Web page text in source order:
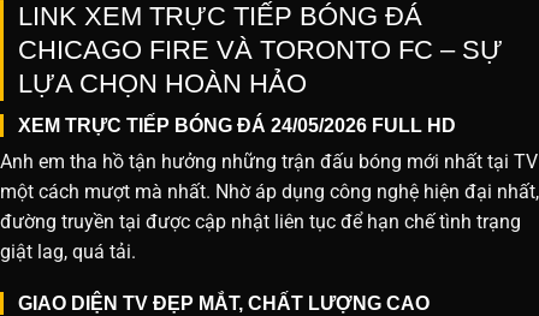
LINK XEM TRỰC TIẾP BÓNG ĐÁ
CHICAGO FIRE VÀ TORONTO FC – SỰ
LỰA CHỌN HOÀN HẢO
XEM TRỰC TIẾP BÓNG ĐÁ 24/05/2026 FULL HD
Anh em tha hồ tận hưởng những trận đấu bóng mới nhất tại TV
một cách mượt mà nhất. Nhờ áp dụng công nghệ hiện đại nhất,
đường truyền tại được cập nhật liên tục để hạn chế tình trạng
giật lag, quá tải.
GIAO DIỆN TV ĐẸP MẮT, CHẤT LƯỢNG CAO